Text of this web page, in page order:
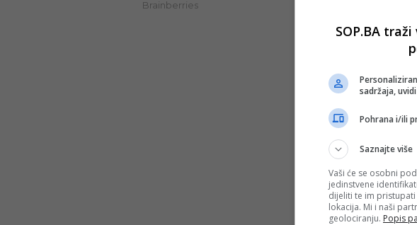
SOP.BA
sadržaja,
Pohrana i/ili
Saznajte više
Vaši će se osobni
jedinstvene
dijeliti te im
lokacija. Mi i naši
geolociranju. Popis